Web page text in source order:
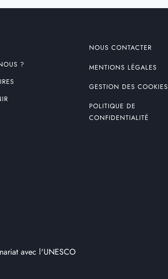
?
NOUS CONTACTER
MENTIONS LÉGALES
GESTION DES COOKIES
POLITIQUE DE
CONFIDENTIALITÉ
avec l'UNESCO